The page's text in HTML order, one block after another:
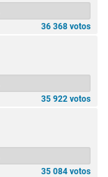
36 368 votos
35 922 votos
35 084 votos